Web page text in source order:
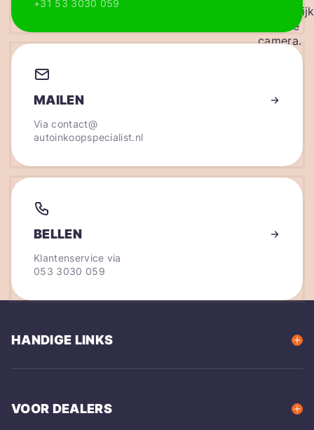
+31 53 3030 059
MAILEN
Viacontact@
autoinkoopspecialist.nl
BELLEN
Klantenservice via
053 3030 059
HANDIGE LINKS
VOOR DEALERS